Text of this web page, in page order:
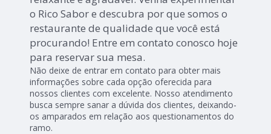
o Rico Sabor e descubra por que somos o
restaurante de qualidade que você está
procurando! Entre em contato conosco hoje
para reservar sua mesa.
Não deixe de entrar em contato para obter mais
informações sobre cada opção oferecida para
nossos clientes com excelente. Nosso atendimento
busca sempre sanar a dúvida dos clientes, deixando-
os amparados em relação aos questionamentos do
ramo.